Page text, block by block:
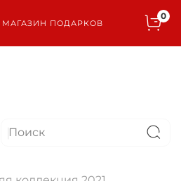
МАГАЗИН ПОДАРКОВ
0